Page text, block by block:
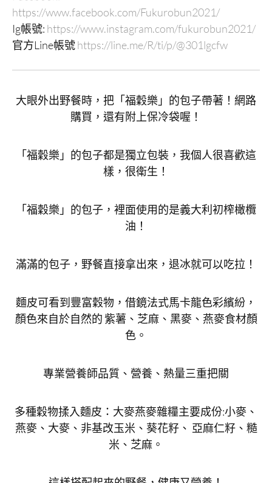
https://www.facebook.com/Fukurobun2021/
Ig帳號: https://www.instagram.com/fukurobun2021/
官方Line帳號https://line.me/R/ti/p/@301lgcfw
大眼外出野餐時，把「福穀樂」的包子帶著！網路
購買，還有附上保冷袋喔！
「福穀樂」的包子都是獨立包裝，我個人很喜歡這
樣，很衛生！
「福穀樂」的包子，裡面使用的是義大利初榨橄欖
油！
滿滿的包子，野餐直接拿出來，退冰就可以吃拉！
麵皮可看到豐富穀物，借鏡法式馬卡龍色彩繽紛，
顏色來自於自然的 紫薯、芝麻、黑麥、燕麥食材顏
色。
專業營養師品質、營養、熱量三重把關
多種穀物揉入麵皮：大麥燕麥雜糧主要成份:小麥、
燕麥、大麥、非基改玉米、葵花籽、 亞麻仁籽、糙
米、芝麻。